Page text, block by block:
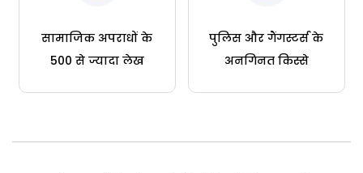
सामाजिक अपराधों के
500 से ज्यादा लेख
पुलिस और गैंगस्टर्स के
अनगिनत किस्से